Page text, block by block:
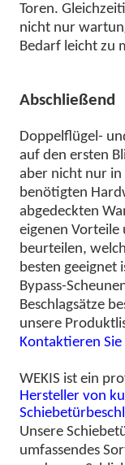
Toren.
nicht nur
Bedarf leicht zu
Abschließend
Doppelflügel-
auf den ersten
aber nicht nur
benötigten
abgedeckten
eigenen Vorteile
beurteilen,
besten geeignet
Bypass-
Beschlagsätze
unsere
Kontaktieren Sie
WEKIS ist ein
Hersteller von
Unsere
umfassendes